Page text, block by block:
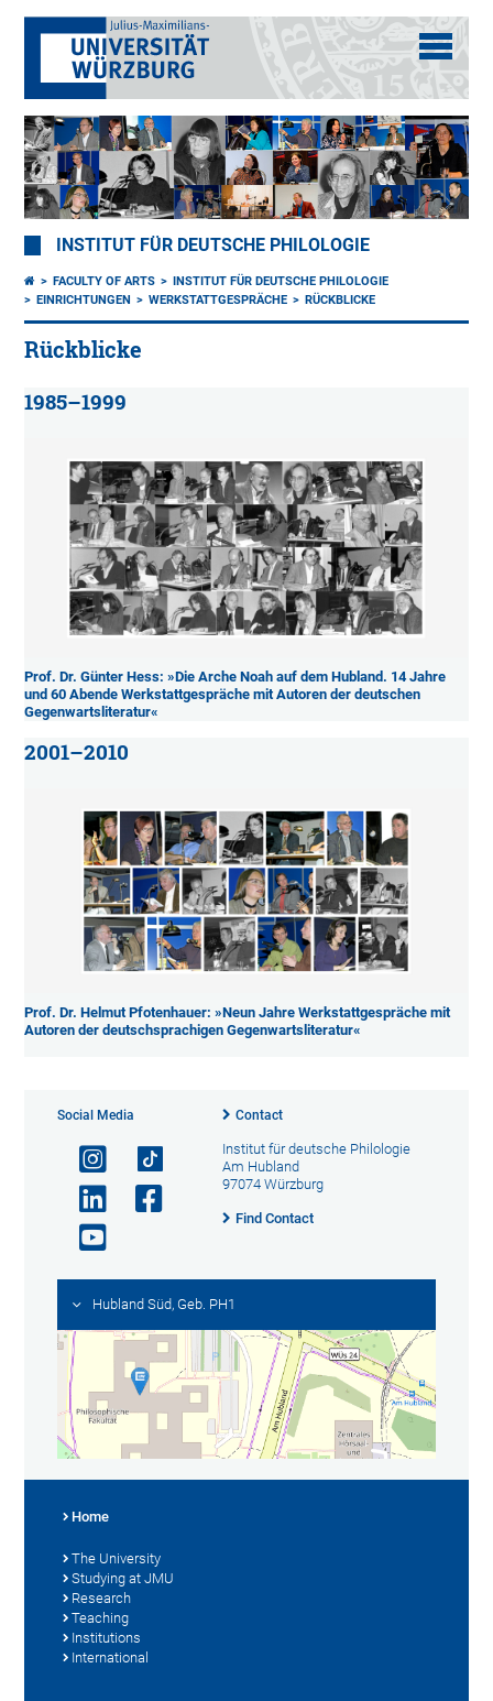
INSTITUT FÜR DEUTSCHE PHILOLOGIE
FACULTY OF ARTS
INSTITUT FÜR DEUTSCHE PHILOLOGIE
EINRICHTUNGEN
WERKSTATTGESPRÄCHE RÜCKBLICKE
Rückblicke
1985–1999
Prof. Dr. Günter Hess: »Die Arche Noah auf dem Hubland. 14 Jahre
und 60 Abende Werkstattgespräche mit Autoren der deutschen
Gegenwartsliteratur«
2001–2010
Prof. Dr. Helmut Pfotenhauer: »Neun Jahre Werkstattgespräche mit
Autoren der deutschsprachigen Gegenwartsliteratur«
Social Media Contact
Institut für deutsche Philologie
Am Hubland
97074 Würzburg
Find Contact
Hubland Süd, Geb. PH1
Home
The University
Studying at JMU
Research
Teaching
Institutions
International